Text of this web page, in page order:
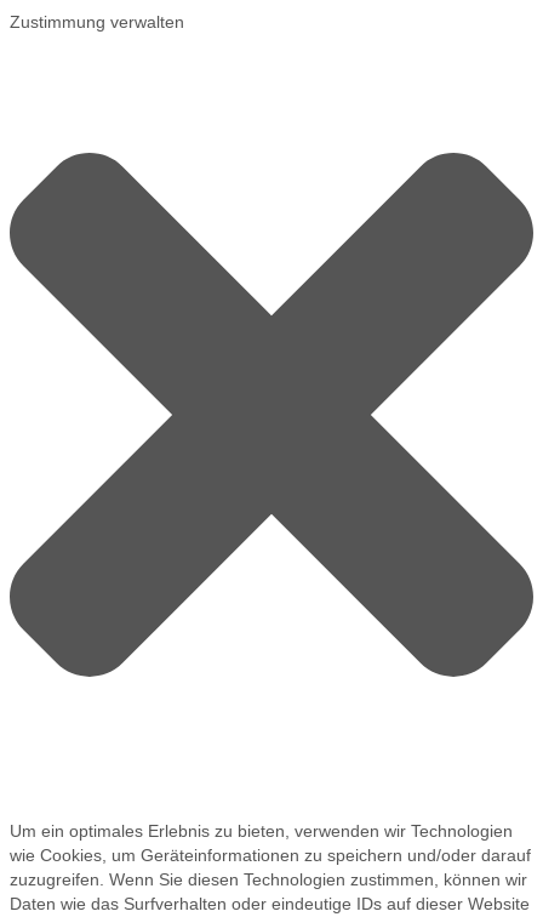
Zustimmung verwalten
Um ein optimales Erlebnis zu bieten, verwenden wir Technologien
wie Cookies, um Geräteinformationen zu speichern und/oder darauf
zuzugreifen. Wenn Sie diesen Technologien zustimmen, können wir
Daten wie das Surfverhalten oder eindeutige IDs auf dieser Website